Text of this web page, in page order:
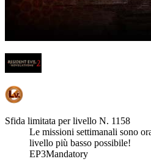
Sfida limitata per livello N. 1158
Le missioni settimanali sono
livello più basso possibile!
EP3Mandatory